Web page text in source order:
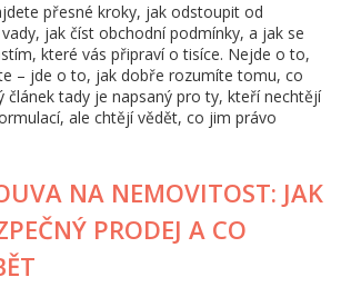
přesné kroky, jak odstoupit od
jak číst obchodní podmínky, a jak se
které vás připraví o tisíce. Nejde o to,
– jde o to, jak dobře rozumíte tomu, co
článek tady je napsaný pro ty, kteří nechtějí
ale chtějí vědět, co jim právo
NA NEMOVITOST: JAK
PRODEJ A CO